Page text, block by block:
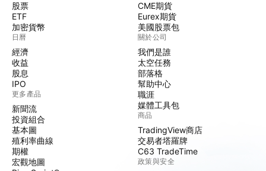
股票
ETF
加密貨幣
日曆
經濟
收益
股息
IPO
更多產品
新聞流
投資組合
基本圖
殖利率曲線
期權
宏觀地圖
CME期貨
Eurex期貨
美國股票包
關於公司
我們是誰
太空任務
部落格
幫助中心
職涯
媒體工具包
商品
TradingView商店
交易者塔羅牌
C63 TradeTime
政策與安全